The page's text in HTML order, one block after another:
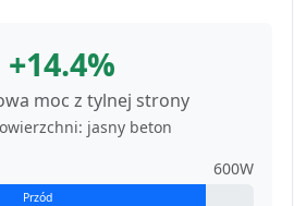
+14.4%
moc z tylnej strony
jasny beton
600W
Przód